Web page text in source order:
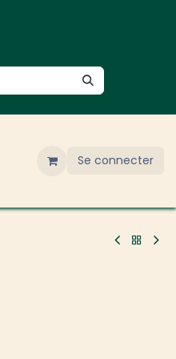
Se connecter